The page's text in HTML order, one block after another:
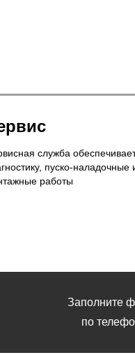
служба
пуско-наладочные
работы
Заполните
по